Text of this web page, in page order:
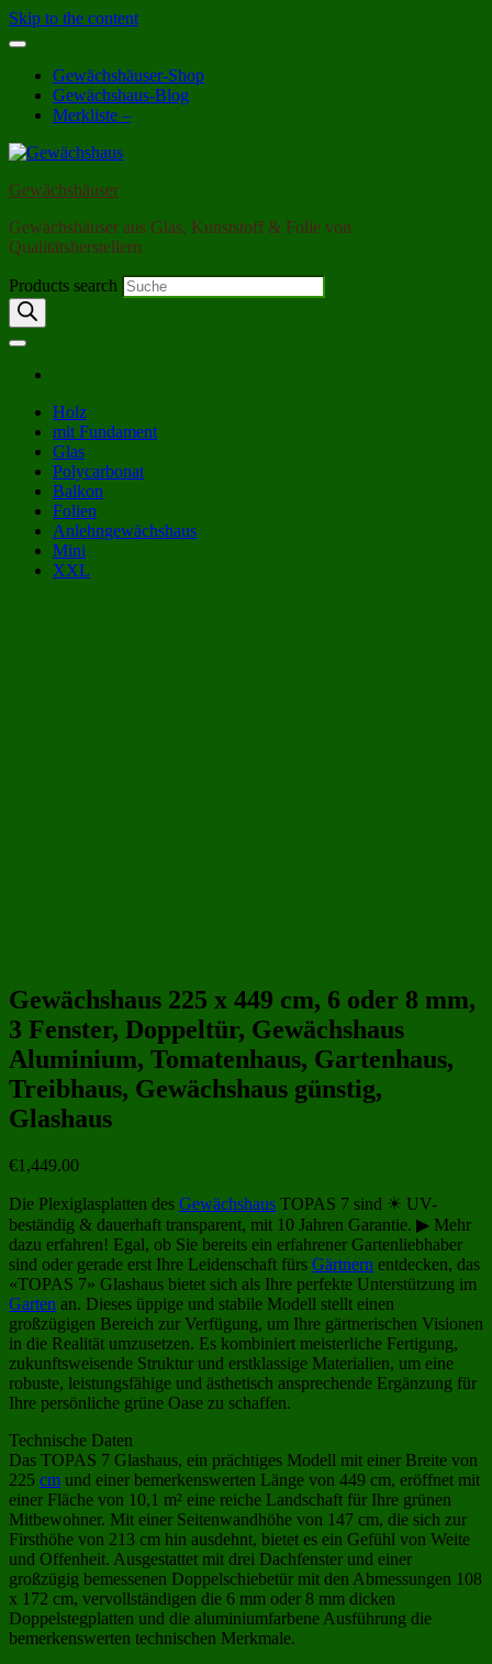
Skip to the content
Gewächshäuser-Shop
Gewächshaus-Blog
Merkliste –
Gewächshäuser
Gewächshäuser aus Glas, Kunststoff & Folie von
Qualitätsherstellern
Products search
Holz
mit Fundament
Glas
Polycarbonat
Balkon
Folien
Anlehngewächshaus
Mini
XXL
Gewächshaus 225 x 449 cm, 6 oder 8 mm,
3 Fenster, Doppeltür, Gewächshaus
Aluminium, Tomatenhaus, Gartenhaus,
Treibhaus, Gewächshaus günstig,
Glashaus
€1,449.00
Die Plexiglasplatten des Gewächshaus TOPAS 7 sind ☀ UV-
beständig & dauerhaft transparent, mit 10 Jahren Garantie. ▶ Mehr
dazu erfahren! Egal, ob Sie bereits ein erfahrener Gartenliebhaber
sind oder gerade erst Ihre Leidenschaft fürs Gärtnern entdecken, das
«TOPAS 7» Glashaus bietet sich als Ihre perfekte Unterstützung im
Garten an. Dieses üppige und stabile Modell stellt einen
großzügigen Bereich zur Verfügung, um Ihre gärtnerischen Visionen
in die Realität umzusetzen. Es kombiniert meisterliche Fertigung,
zukunftsweisende Struktur und erstklassige Materialien, um eine
robuste, leistungsfähige und ästhetisch ansprechende Ergänzung für
Ihre persönliche grüne Oase zu schaffen.
Technische Daten
Das TOPAS 7 Glashaus, ein prächtiges Modell mit einer Breite von
225 cm und einer bemerkenswerten Länge von 449 cm, eröffnet mit
einer Fläche von 10,1 m² eine reiche Landschaft für Ihre grünen
Mitbewohner. Mit einer Seitenwandhöhe von 147 cm, die sich zur
Firsthöhe von 213 cm hin ausdehnt, bietet es ein Gefühl von Weite
und Offenheit. Ausgestattet mit drei Dachfenster und einer
großzügig bemessenen Doppelschiebetür mit den Abmessungen 108
x 172 cm, vervollständigen die 6 mm oder 8 mm dicken
Doppelstegplatten und die aluminiumfarbene Ausführung die
bemerkenswerten technischen Merkmale.